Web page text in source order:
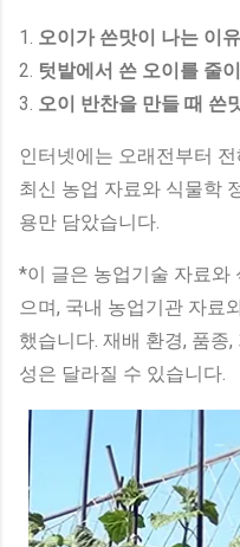
1. 오이가 쓴맛이 나는 이유
2. 텃밭에서 쓴 오이를 줄
3. 오이 반찬을 만들 때 쓴
인터넷에는 오래전부터
최신 농업 자료와 식물학
용만 담았습니다.
*이 글은 농업기술 자료와
으며, 국내 농업기관 자료
했습니다. 재배 환경, 품종
성은 달라질 수 있습니다.